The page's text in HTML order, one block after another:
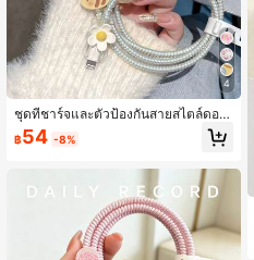
4
ชุดที่ชาร์จและตัวป้องกันสายสไตล์ดอก
ซากุระ, ตัวป้องกันสายชาร์จ Apple 40
W ที่ทนทาน, ตัวจัดระเบียบสายป้องกันก
Apple 17/16/15/13/14
฿54 -8%